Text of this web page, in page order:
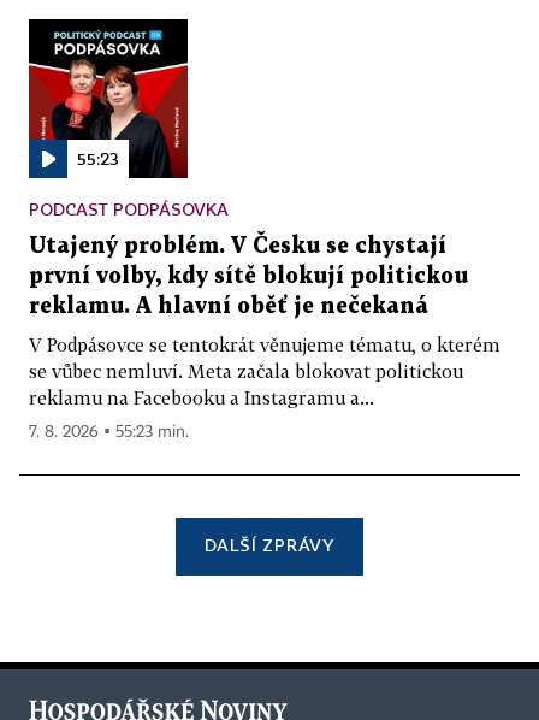
55:23
PODCAST PODPÁSOVKA
Utajený problém. V Česku se chystají
první volby, kdy sítě blokují politickou
reklamu. A hlavní oběť je nečekaná
V Podpásovce se tentokrát věnujeme tématu, o kterém
se vůbec nemluví. Meta začala blokovat politickou
reklamu na Facebooku a Instagramu a...
7. 8. 2026 ▪ 55:23 min.
DALŠÍ ZPRÁVY